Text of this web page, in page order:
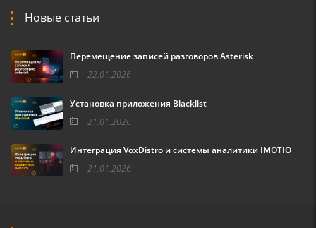
Новые статьи
Перемещение записей разговоров Asterisk
22.01.2026
Установка приложения Blacklist
21.01.2026
Интеграция VoxDistro и системы аналитики IMOTIO
21.01.2026